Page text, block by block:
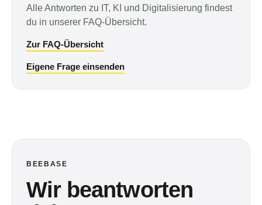
Alle Antworten zu IT, KI und Digitalisierung findest
du in unserer FAQ-Übersicht.
Zur FAQ-Übersicht
Eigene Frage einsenden
BEEBASE
Wir beantworten